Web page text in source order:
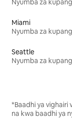
Miami
Seattle
*Baadhi ya
na kwa baadhi ya